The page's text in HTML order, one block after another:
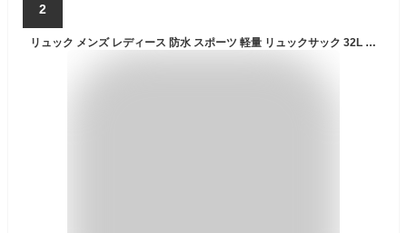
2
リュック メンズ レディース 防水 スポーツ 軽量 リュックサック 32L ★REV 7988248 バックパック デイパック アウトドア キャンプ ジム 登山 散歩 送料無料